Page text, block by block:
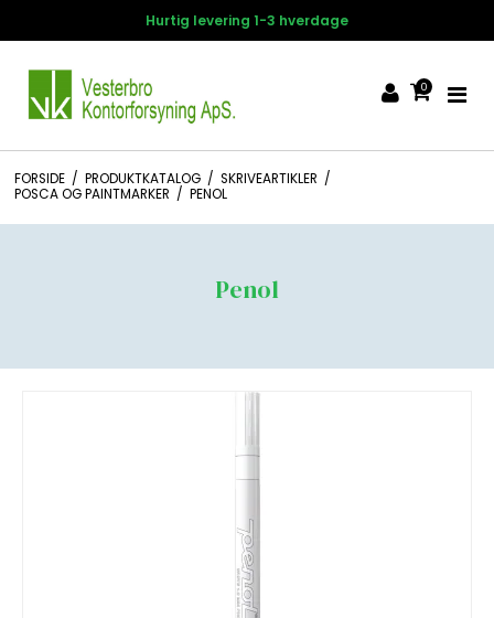
Hurtig levering 1-3 hverdage
0
FORSIDE / PRODUKTKATALOG / SKRIVEARTIKLER /
POSCA OG PAINTMARKER / PENOL
Penol